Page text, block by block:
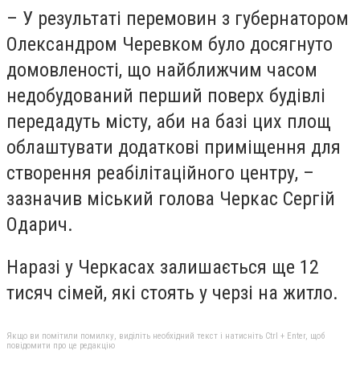
– У результаті перемовин з губернатором
Олександром Черевком було досягнуто
домовленості, що найближчим часом
недобудований перший поверх будівлі
передадуть місту, аби на базі цих площ
облаштувати додаткові приміщення для
створення реабілітаційного центру, –
зазначив міський голова Черкас Сергій
Одарич.
Наразі у Черкасах залишається ще 12
тисяч сімей, які стоять у черзі на житло.
Якщо ви помітили помилку, виділіть необхідний текст і натисніть Ctrl + Enter, щоб
повідомити про це редакцію